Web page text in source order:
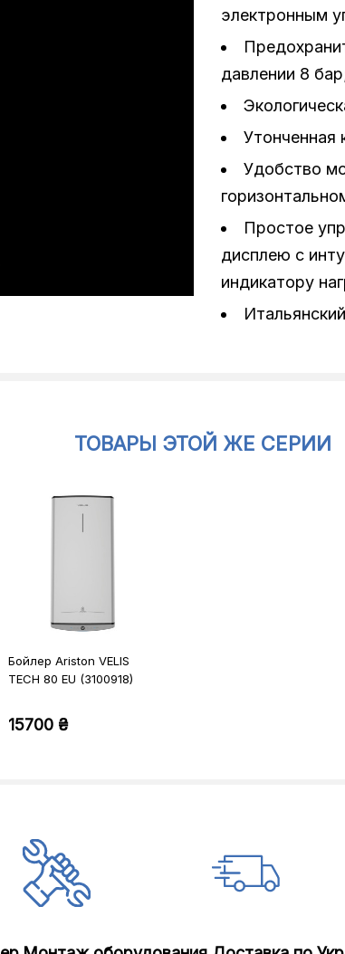
электронным
давлении 8
Утонченная
Удобство
Простое
дисплею с
индикатору
ТОВАРЫ ЭТОЙ ЖЕ СЕРИИ
Бойлер Ariston VELIS
TECH 80 EU (3100918)
15700 ₴